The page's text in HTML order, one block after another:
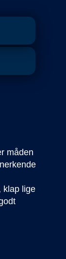
måden
klap lige